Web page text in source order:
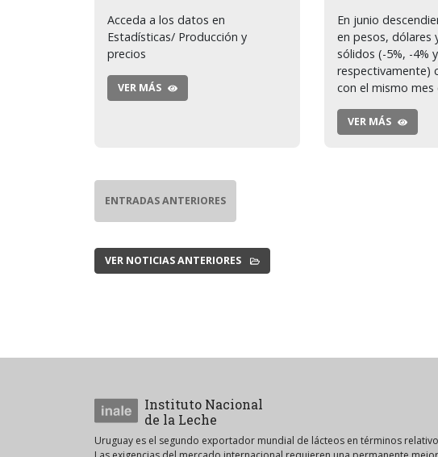
Acceda a los datos en
Estadísticas/ Producción y
precios
VER MÁS
En junio
en pesos, dólares
sólidos (-5%, -4%
respectivamente)
con el mismo mes
VER MÁS
ENTRADAS ANTERIORES
VER NOTICIAS ANTERIORES
Instituto Nacional
de la Leche
Uruguay es el segundo exportador mundial de lácteos en términos